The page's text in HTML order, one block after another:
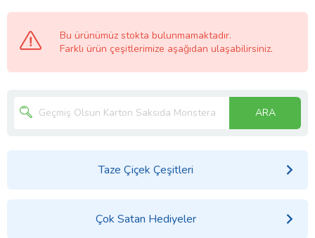
Bu ürünümüz stokta bulunmamaktadır.
Farklı ürün çeşitlerimize aşağıdan ulaşabilirsiniz.
ARA
Taze Çiçek Çeşitleri
Çok Satan Hediyeler